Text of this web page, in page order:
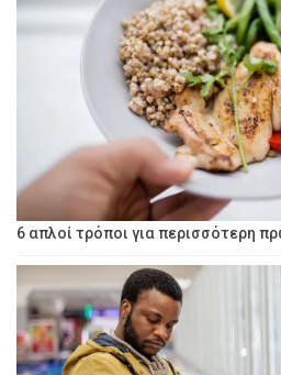
6 απλοί τρόποι για περισσότερη